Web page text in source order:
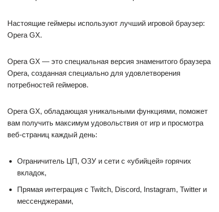
Настоящие геймеры используют лучший игровой браузер:
Opera GX.
Opera GX — это специальная версия знаменитого браузера
Opera, созданная специально для удовлетворения
потребностей геймеров.
Opera GX, обладающая уникальными функциями, поможет
вам получить максимум удовольствия от игр и просмотра
веб-страниц каждый день:
Ограничитель ЦП, ОЗУ и сети с «убийцей» горячих
вкладок,
Прямая интеграция с Twitch, Discord, Instagram, Twitter и
мессенджерами,